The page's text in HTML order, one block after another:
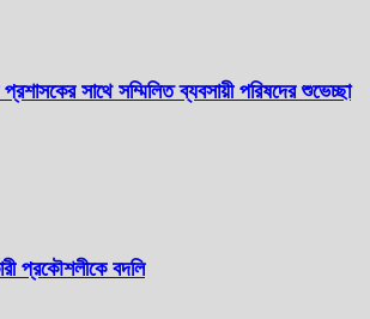
সাথে সম্মিলিত ব্যবসায়ী পরিষদের শুভেচ্ছা
প্রকৌশলীকে বদলি